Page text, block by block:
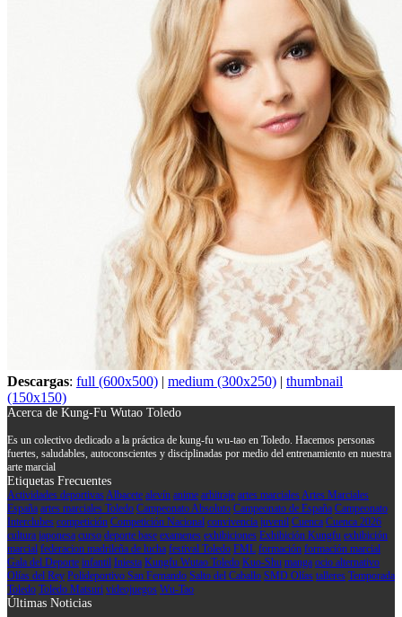
Descargas: full (600x500) | medium (300x250) | thumbnail
(150x150)
Acerca de Kung-Fu Wutao Toledo
Es un colectivo dedicado a la práctica de kung-fu wu-tao en Toledo. Hacemos personas
fuertes, saludables, autoconscientes y disciplinadas por medio del entrenamiento en nuestra
arte marcial
Etiquetas Frecuentes
Actividades deportivasAlbacete alevín anime arbitraje artes marcialesArtes Marciales
España artes marciales Toledo Campeonato Absoluto Campeonato de España Campeonato
Interclubes competición Competición Nacional convivencia juvenil Cuenca Cuenca 2026
cultura japonesa curso deporte base examenes exhibiciones Exhibición Kungfu exhibición
marcial federacion madrileña de lucha festival Toledo FML formación formación marcial
Gala del Deporte infantil Iniesta Kungfu Wutao Toledo Kuo-Shu manga ocio alternativo
Olías del Rey Polideportivo San Fernando Salto del Caballo SMD Olías talleres Temporada
Toledo Toledo Matsuri videojuegos Wu-Tao
Últimas Noticias